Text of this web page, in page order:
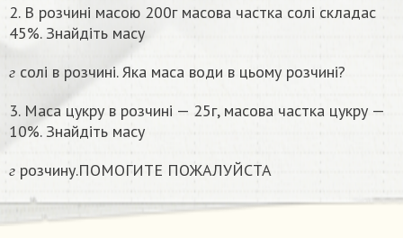
2. В розчині масою 200г масова частка солі складас
45%. Знайдіть масу
г
солі в розчині. Яка маса води в цьому розчинi?
3. Маса цукру в розчині — 25г, масова частка цукру —
10%. Знайдіть масу
г розчину.ПОМОГИТЕ ПОЖАЛУЙСТА